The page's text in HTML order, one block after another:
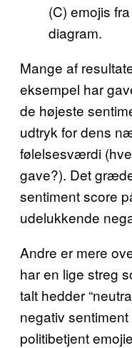
(C) emojis
diagram.
Mange af
eksempel har
de højeste
udtryk for dens
følelsesværdi
gave?). Det
sentiment score
udelukkende
Andre er mere
har en lige streg
talt hedder
negativ
politibetjent